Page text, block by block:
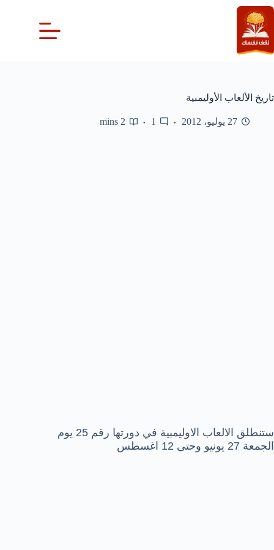
التجاوز
إلى
المحتوى
تاريخ الألعاب الأوليمبية
27 يوليو، 2012 1
2 mins
ستنطلق الالعاب الاوليمبية في دورتها رقم 25 يوم
الجمعة 27 يونيو وحتى 12 اغسطس